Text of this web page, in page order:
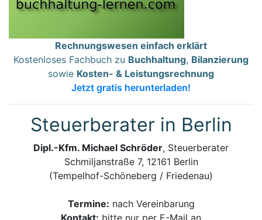
Rechnungswesen einfach erklärt
Kostenloses Fachbuch zu Buchhaltung, Bilanzierung
sowie Kosten- & Leistungsrechnung
Jetzt gratis herunterladen!
Steuerberater in Berlin
Dipl.-Kfm. Michael Schröder, Steuerberater
Schmiljanstraße 7, 12161 Berlin
(Tempelhof-Schöneberg / Friedenau)
Termine: nach Vereinbarung
Kontakt: bitte nur per E-Mail an